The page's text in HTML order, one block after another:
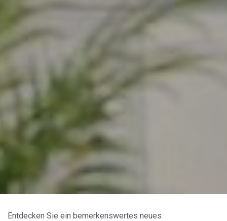
Entdecken Sie ein bemerkenswertes neues